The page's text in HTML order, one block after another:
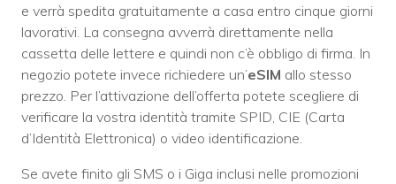
e verrà spedita gratuitamente a casa entro cinque giorni
lavorativi. La consegna avverrà direttamente nella
cassetta delle lettere e quindi non c’è obbligo di firma. In
negozio potete invece richiedere un’eSIM allo stesso
prezzo. Per l’attivazione dell’offerta potete scegliere di
verificare la vostra identità tramite SPID, CIE (Carta
d’Identità Elettronica) o video identificazione.
Se avete finito gli SMS o i Giga inclusi nelle promozioni